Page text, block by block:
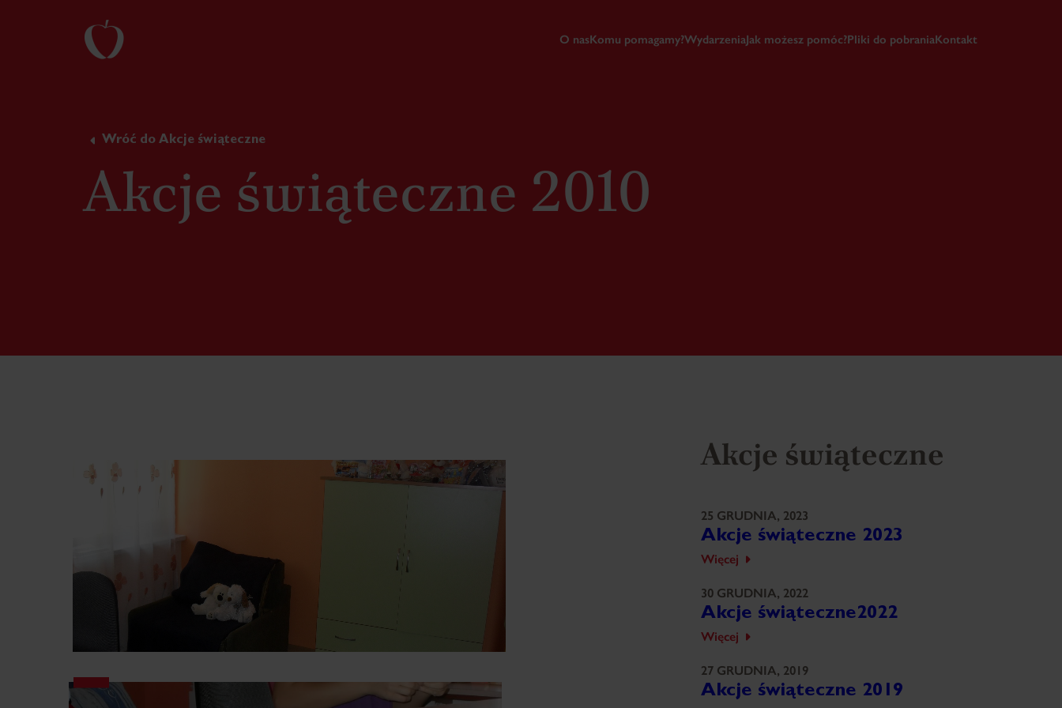
O nasKomu pomagamy?WydarzeniaJak możesz pomóc?Pliki do pobraniaKontakt
Wróć do Akcje świąteczne
Akcje świąteczne 2010
Akcje świąteczne
25 GRUDNIA, 2023
Akcje świąteczne 2023
Więcej
30 GRUDNIA, 2022
Akcje świąteczne2022
Więcej
27 GRUDNIA, 2019
Akcje świąteczne 2019